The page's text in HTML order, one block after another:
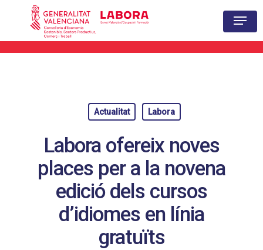
Actualitat Labora
Labora ofereix noves
places per a la novena
edició dels cursos
d’idiomes en línia
gratuïts